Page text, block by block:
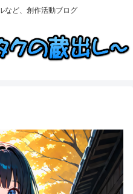
など、創作活動ブログ